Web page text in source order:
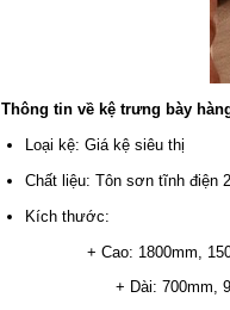
Thông tin về kệ trưng bày
Loại kệ: Giá kệ siêu thị
Chất liệu: Tôn sơn tĩnh điện
Kích thước:
+ Cao: 1800mm,
+ Dài: 700mm,